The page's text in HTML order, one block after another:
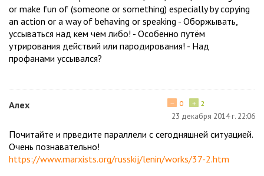
or make fun of (someone or something) especially by copying
an action or a way of behaving or speaking - Оборжывать,
уссываться над кем чем либо! - Особенно путём
утрирования действий или пародирования! - Над
профанами уссывался?
Алех + 2
− 0
23 декабря 2014 г. 22:06
Почитайте и прведите параллели с сегодняшней ситуацией.
Очень познавательно!
https://www.marxists.org/russkij/lenin/works/37-2.htm